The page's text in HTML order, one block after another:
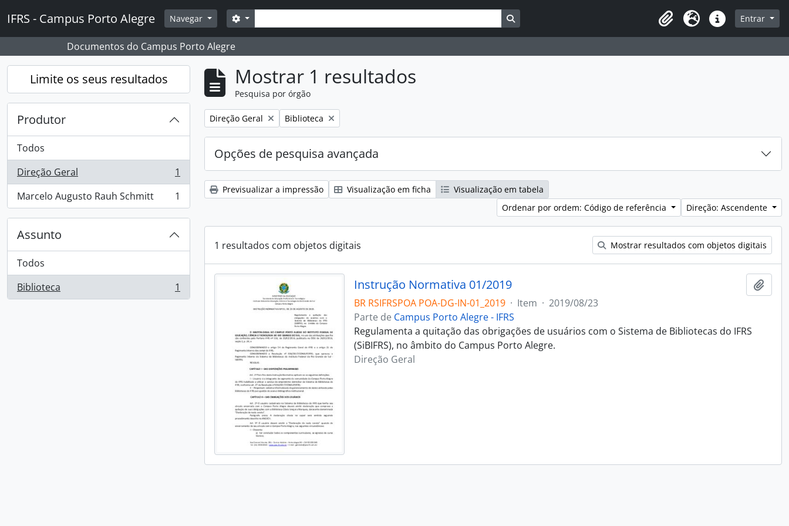
IFRS - Campus Porto Alegre Navegar Pesquisar
Opções de busca Busque na página de navegação
Idioma Ligações rápidas
Entrar
Documentos do Campus Porto Alegre
Limite os seus resultados
Produtor
Todos
Direção Geral
, 1 resultados
1
Marcelo Augusto Rauh Schmitt
, 1 resultados 1
Assunto
Todos
Biblioteca
, 1 resultados 1
Mostrar 1 resultados
Pesquisa por órgão
Remover filtro:
Direção Geral Remover filtro:
Biblioteca
Opções de pesquisa avançada
Previsualizar a impressão Visualização em ficha
Visualização em tabela
Ordenar por ordem: Código de referência
Direção: Ascendente
1 resultados com objetos digitais Mostrar resultados com objetos digitais
Instrução Normativa 01/2019
BR RSIFRSPOA POA-DG-IN-01_2019 · Item · 2019/08/23
Parte de Campus Porto Alegre - IFRS
Regulamenta a quitação das obrigações de usuários com o Sistema de Bibliotecas do IFRS
(SiBIFRS), no âmbito do Campus Porto Alegre.
Direção Geral